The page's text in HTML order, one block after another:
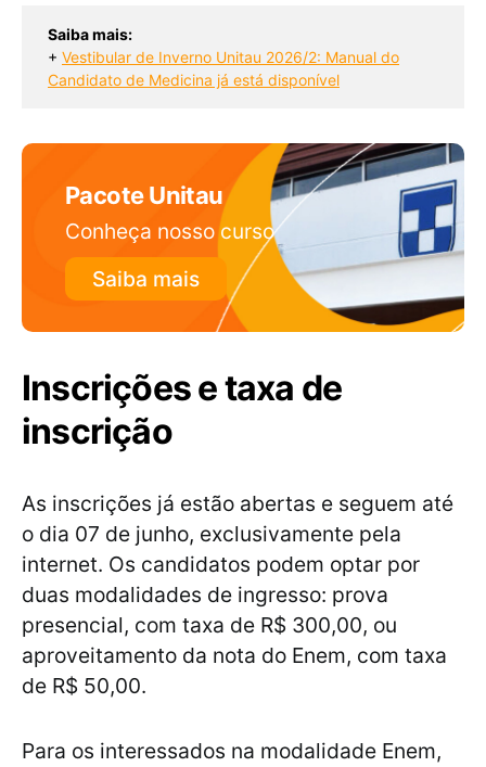
Saiba mais:
+ Vestibular de Inverno Unitau 2026/2: Manual do
Candidato de Medicina já está disponível
Pacote Unitau
Conheça nosso curso
Saiba mais
Inscrições e taxa de
inscrição
As inscrições já estão abertas e seguem até
o dia 07 de junho, exclusivamente pela
internet. Os candidatos podem optar por
duas modalidades de ingresso: prova
presencial, com taxa de R$ 300,00, ou
aproveitamento da nota do Enem, com taxa
de R$ 50,00.
Para os interessados na modalidade Enem,